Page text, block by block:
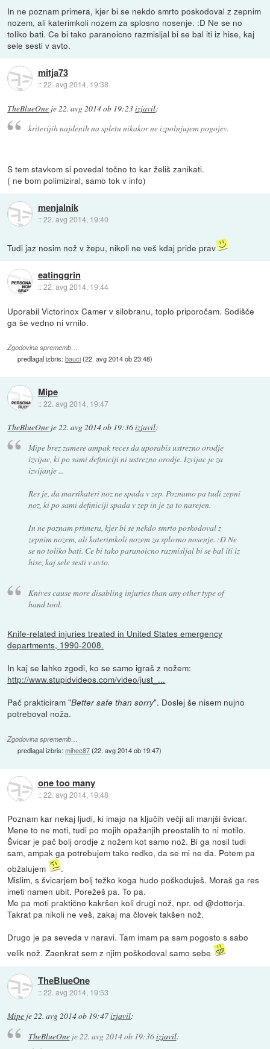
In ne poznam primera, kjer bi se nekdo smrto poskodoval z zepnim
nozem, ali katerimkoli nozem za splosno nosenje. :D Ne se no
toliko bati. Ce bi tako paranoicno razmisljal bi se bal iti iz hise, kaj
sele sesti v avto.
mitja73
::22. avg 2014, 19:38
TheBlueOne je 22. avg 2014 ob 19:23izjavil:
kriterijih najdenih na spletu nikakor ne izpolnjujem pogojev.
S tem stavkom si povedal točno to kar želiš zanikati.
( ne bom polimiziral, samo tok v info)
menjalnik
::22. avg 2014, 19:40
Tudi jaz nosim nož v žepu, nikoli ne veš kdaj pride prav
eatinggrin
::22. avg 2014, 19:44
Uporabil Victorinox Camer v silobranu, toplo priporočam. Sodišče
ga še vedno ni vrnilo.
Zgodovina sprememb…
predlagal izbris:bauci(22. avg 2014 ob 23:48)
Mipe
::22. avg 2014, 19:47
TheBlueOne je22. avg 2014 ob 19:36izjavil:
Mipe brez zamere ampak reces da uporabis ustrezno orodje
izvijac, ki po sami definiciji ni ustrezno orodje. Izvijac je za
izvijanje ...
Res je, da marsikateri noz ne spada v zep. Poznamo pa tudi zepni
noz, ki po sami definiciji spada v zep in je za to narejen.
In ne poznam primera, kjer bi se nekdo smrto poskodoval z
zepnim nozem, ali katerimkoli nozem za splosno nosenje. :D Ne
se no toliko bati. Ce bi tako paranoicno razmisljal bi se bal iti iz
hise, kaj sele sesti v avto.
Knives cause more disabling injuries than any other type of
hand tool.
Knife-related injuries treated in United States emergency
departments, 1990-2008.
In kaj se lahko zgodi, ko se samo igraš z nožem:
http://www.stupidvideos.com/video/just_...
Pač prakticiram "Better safe than sorry". Doslej še nisem nujno
potreboval noža.
Zgodovina sprememb…
predlagal izbris:mihec87(22. avg 2014 ob 19:47)
one too many
::22. avg 2014, 19:48
Poznam kar nekaj ljudi, ki imajo na ključih večji ali manjši švicar.
Mene to ne moti, tudi po mojih opažanjih preostalih to ni motilo.
Švicar je pač bolj orodje z nožem kot samo nož. Bi ga nosil tudi
sam, ampak ga potrebujem tako redko, da se mi ne da. Potem pa
obžalujem
.
Mislim, s švicarjem bolj težko koga hudo poškoduješ. Moraš ga res
imeti namen ubit. Porežeš pa. To pa.
Me pa moti praktično kakršen koli drugi nož, npr. od @dottorja.
Takrat pa nikoli ne veš, zakaj ma človek takšen nož.
Drugo je pa seveda v naravi. Tam imam pa sam pogosto s sabo
velik nož. Zaenkrat sem z njim poškodoval samo sebe
TheBlueOne
::22. avg 2014, 19:53
Mipe je22. avg 2014 ob 19:47izjavil:
TheBlueOneje22. avg 2014 ob 19:36izjavil: